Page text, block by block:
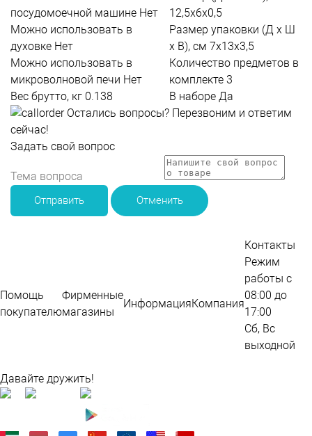
посудомоечной машине Нет
Можно использовать в
духовке Нет
Можно использовать в
микроволновой печи Нет
Вес брутто, кг 0.138
12,5х6х0,5
Размер упаковки (Д х Ш
х В), см 7х13х3,5
Количество предметов в
комплекте 3
В наборе Да
Остались вопросы? Перезвоним и ответим
сейчас!
Задать свой вопрос
Отправить Отменить
Помощь
покупателю
Фирменные
магазины
ИнформацияКомпания
Контакты
Режим
работы с
08:00 до
17:00
Сб, Вс
выходной
Давайте дружить!